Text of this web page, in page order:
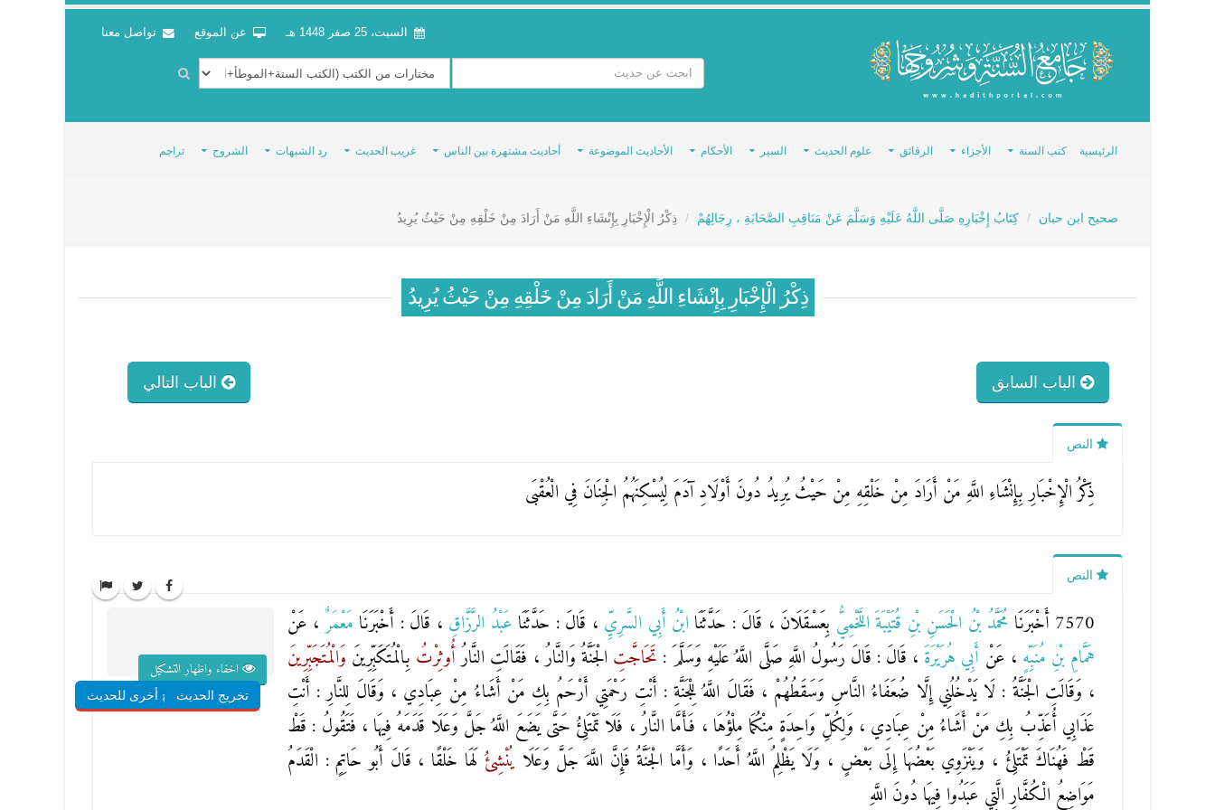
السبت، 25 صفر 1448 هـ عن الموقع تواصل معنا
الرئيسية كتب السنة الأجزاء الرقائق علوم الحديث السير الأحكام الأحاديث الموضوعة أحاديث مشتهرة بين الناس غريب الحديث رد الشبهات الشروح تراجم
صحيح ابن حبان كِتَابُ إِخْبَارِهِ صَلَّى اللَّهُ عَلَيْهِ وَسَلَّمَ عَنْ مَنَاقِبِ الصَّحَابَةِ ، رِجَالِهُمْ ذِكْرُ الْإِخْبَارِ بِإِنْشَاءِ اللَّهِ مَنْ أَرَادَ مِنْ خَلْقِهِ مِنْ حَيْثُ يُرِيدُ
ذِكْرُ الْإِخْبَارِ بِإِنْشَاءِ اللَّهِ مَنْ أَرَادَ مِنْ خَلْقِهِ مِنْ حَيْثُ يُرِيدُ
الباب السابق الباب التالي
النص
ذِكْرُ الْإِخْبَارِ بِإِنْشَاءِ اللَّهِ مَنْ أَرَادَ مِنْ خَلْقِهِ مِنْ حَيْثُ يُرِيدُ دُونَ أَوْلَادِ آدَمَ لِيُسْكِنَهُمُ الْجِنَانَ فِي الْعُقْبَى
النص
7570 أَخْبَرَنَا مُحَمَّدُ بْنُ الْحَسَنِ بْنِ قُتَيْبَةَ اللَّخْمِيُّ بِعَسْقَلَانَ ، قَالَ : حَدَّثَنَا ابْنُ أَبِي السَّرِيِّ ، قَالَ : حَدَّثَنَا عَبْدُ الرَّزَّاقِ ، قَالَ : أَخْبَرَنَا مَعْمَرٌ، عَنْ
هَمَّامِ بْنِ مُنَبِّهٍ ، عَنْ أَبِي هُرَيْرَةَ ، قَالَ : قَالَ رَسُولُ اللَّهِ صَلَّى اللَّهُ عَلَيْهِ وَسَلَّمَ : تَحَاجَّتِ الْجَنَّةُ وَالنَّارُ ، فَقَالَتِ النَّارُأُوثِرْتُ بِالْمُتَكَبِّرِينَ وَالْمُتَجَبِّرِينَ
، وَقَالَتِ الْجَنَّةُ : لَا يَدْخُلُنِي إِلَّا ضُعَفَاءُ النَّاسِ وَسَقَطُهُمْ ، فَقَالَ اللَّهُ لِلْجَنَّةِ : أَنْتِ رَحْمَتِي أَرْحَمُ بِكِ مَنْ أَشَاءُ مِنْ عِبَادِي ، وَقَالَ لِلنَّارِ : أَنْتِ
عَذَابِي أُعَذِّبُ بِكِ مَنْ أَشَاءُ مِنْ عِبَادِي ، وَلِكُلِّ وَاحِدَةٍ مِنْكُمَا مِلْؤُهَا ، فَأَمَّا النَّارُ ، فَلَا تَمْتَلِئُ حَتَّى يَضَعَ اللَّهُ جَلَّ وَعَلَا قَدَمَهُ فِيهَا ، فَتَقُولُ : قَطْ
قَطْ فَهُنَاكَ تَمْتَلِئُ ، وَيَنْزَوِي بَعْضُهَا إِلَى بَعْضٍ ، وَلَا يَظْلِمُ اللَّهُ أَحَدًا ، وَأَمَّا الْجَنَّةُ فَإِنَّ اللَّهَ جَلَّ وَعَلَا يُنْشِئُ لَهَا خَلْقًا ، قَالَ أَبُو حَاتِمٍ : الْقَدَمُ
مَوَاضِعُ الْكُفَّارِ الَّتِي عَبَدُوا فِيهَا دُونَ اللَّهِ
اخفاء واظهار التشكيل
تخريج الحديثشروح أخرى للحديث